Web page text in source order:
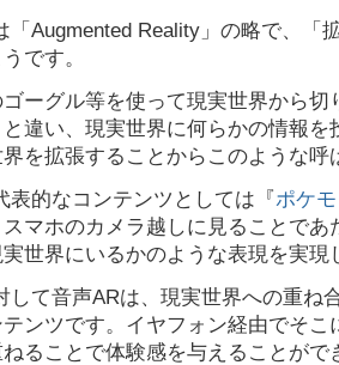
「Augmented Reality」の略で、「
です。
ーグル等を使って現実世界から切
違い、現実世界に何らかの情報
を拡張することからこのような呼
表的なコンテンツとしては『ポケ
スマホのカメラ越しに見ることで
世界にいるかのような表現を実現
して音声ARは、現実世界への重ね
テンツです。イヤフォン経由でそ
ることで体験感を与えることがで